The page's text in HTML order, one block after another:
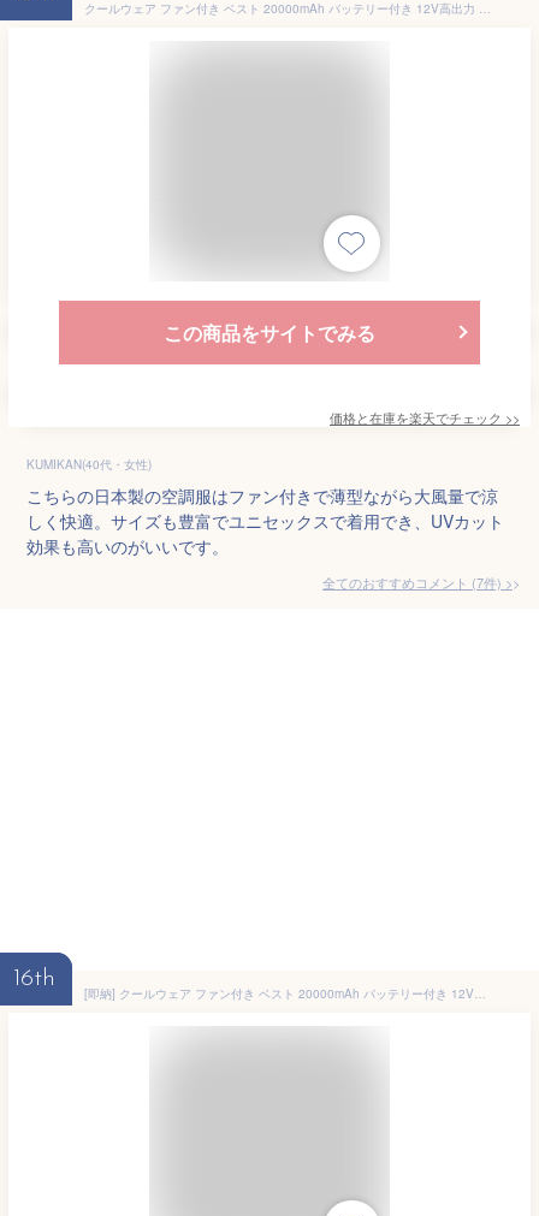
クールウェア ファン付き ベスト 20000mAh バッテリー付き 12V高出力 日本製ブラシレスモーター M～5L エアコン服 作業着 ファン付きベスト ファンべスト 冷却作業服フルセット 冷却服 空冷作業着 ワークウェア 大風量 薄型 夏 熱中症対策 UVカット 男女兼用 父の日 ギフト
この商品をサイトでみる
価格と在庫を楽天でチェック >>
KUMIKAN(40代・女性)
こちらの日本製の空調服はファン付きで薄型ながら大風量で涼
しく快適。サイズも豊富でユニセックスで着用でき、UVカット
効果も高いのがいいです。
全てのおすすめコメント (7件) >
16th
[即納] クールウェア ファン付き ベスト 20000mAh バッテリー付き 12V高出力 日本製ブラシレスモーター M～5L 冷却服エアコン 作業着 ファン付きベスト ファンべスト フルセット 冷却服 エアコン服 ワークウェア 大風量 薄型 夏 熱中症対策 UVカット 男女兼用 父の日 ギフト